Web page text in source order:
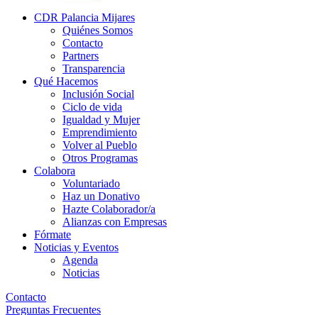
CDR Palancia Mijares
Quiénes Somos
Contacto
Partners
Transparencia
Qué Hacemos
Inclusión Social
Ciclo de vida
Igualdad y Mujer
Emprendimiento
Volver al Pueblo
Otros Programas
Colabora
Voluntariado
Haz un Donativo
Hazte Colaborador/a
Alianzas con Empresas
Fórmate
Noticias y Eventos
Agenda
Noticias
Contacto
Preguntas Frecuentes